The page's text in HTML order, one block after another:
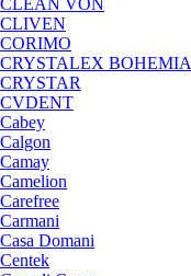
CLEAN VON
CLIVEN
CORIMO
CRYSTALEX BOHEMIA
CRYSTAR
CVDENT
Cabey
Calgon
Camay
Camelion
Carefree
Carmani
Casa Domani
Centek